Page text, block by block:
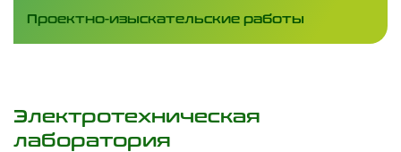
Проектно-изыскательские работы
Электротехническая
лаборатория